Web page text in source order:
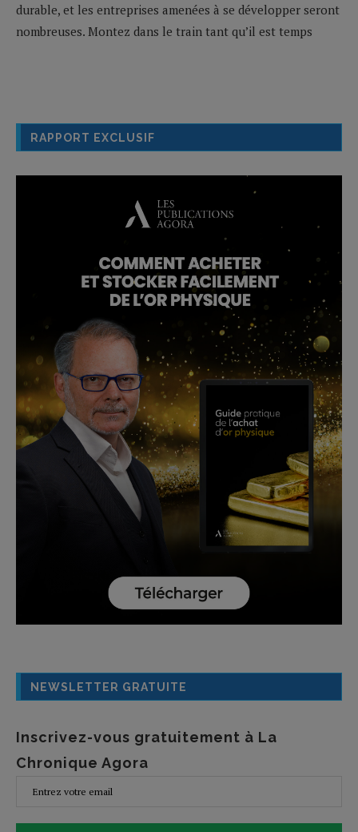
durable, et les entreprises amenées à se développer seront
nombreuses. Montez dans le train tant qu’il est temps
RAPPORT EXCLUSIF
NEWSLETTER GRATUITE
Inscrivez-vous gratuitement à La
Chronique Agora